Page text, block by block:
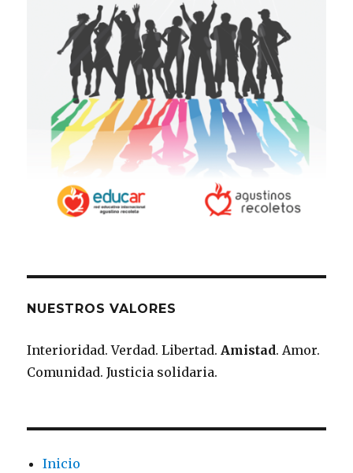
NUESTROS VALORES
Interioridad. Verdad. Libertad.Amistad. Amor.
Comunidad. Justicia solidaria.
Inicio